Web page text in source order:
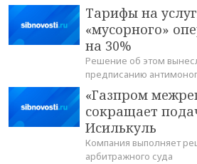
Тарифы на
«мусорного»
на 30%
Решение об этом
предписанию
«Газпром
сокращает
Исилькуль
Компания выполняет
арбитражного суда